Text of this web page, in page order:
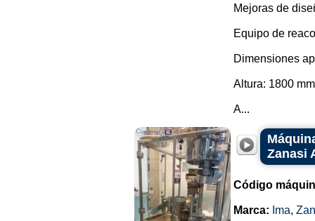
Mejoras de
Equipo de
Dimensiones
Altura: 1800
A...
Zanasi
Código
Marca: Ima,